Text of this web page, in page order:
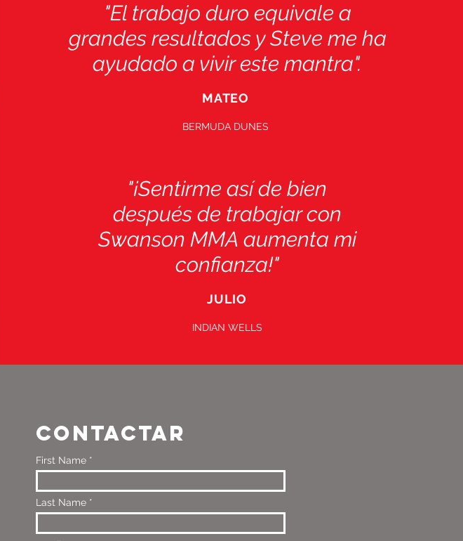
"El trabajo duro equivale a
grandes resultados y Steve me ha
ayudado a vivir este mantra".
MATEO
BERMUDA DUNES
"¡Sentirme así de bien
después de trabajar con
Swanson MMA aumenta mi
confianza!"
JULIO
INDIAN WELLS
CONTACTAR
First Name
Last Name